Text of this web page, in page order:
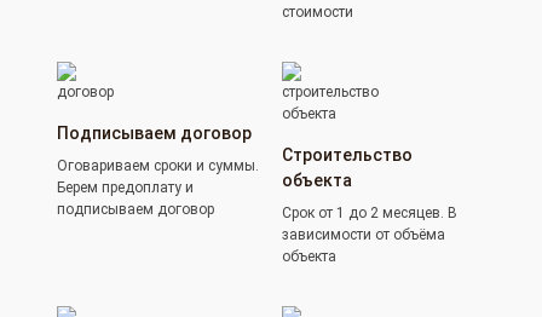
стоимости
Подписываем договор
Оговариваем сроки и суммы.
Берем предоплату и
подписываем договор
Строительство
объекта
Срок от 1 до 2 месяцев. В
зависимости от объёма
объекта